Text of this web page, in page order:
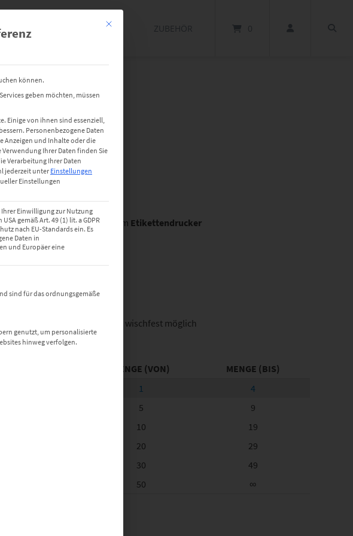
SOFTWARE ZUBEHÖR 0
E1 – 1.000 Et/Rl
zzgl.Versand
2-3 Werktage
€15,60pro Stück.
für die Beschriftung im Etikettendrucker
Folie TTK-PE,
permanent haftend
Rolle
50 x 25 mm
(präferiert), wischfest möglich
fürslimLine-Drucker
MENGE (VON)
MENGE (BIS)
1
4
5
9
10
19
20
29
30
49
50 ∞
Mit diesem Button wird der Dialog geschlossen. Seine Funktionalität ist identisch
können.
geben möchten, müssen
Einige von ihnen sind essenziell,
Personenbezogene Daten
Anzeigen und Inhalte oder die
Ihrer Daten finden Sie
Verarbeitung Ihrer Daten
jederzeit unter Einstellungen
Einstellungen
Ihrer Einwilligung zur Nutzung
gemäß Art. 49 (1) lit. a GDPR
nach EU-Standards ein. Es
Daten in
und Europäer eine
erteilt werden kann. Die erste Service-Gruppe ist essenziell und kann nicht
sind für das ordnungsgemäße
genutzt, um personalisierte
hinweg verfolgen.